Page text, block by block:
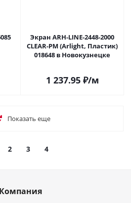
Экран ARH-LINE-2448-2000
CLEAR-PM (Arlight, Пластик)
018648 в Новокузнецке
1 237.95₽/м
Показать еще
2 3 4
Компания